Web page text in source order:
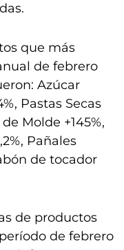
que más
de febrero
Azúcar
Pastas Secas
de Molde +145%,
Pañales
de tocador
de productos
de febrero